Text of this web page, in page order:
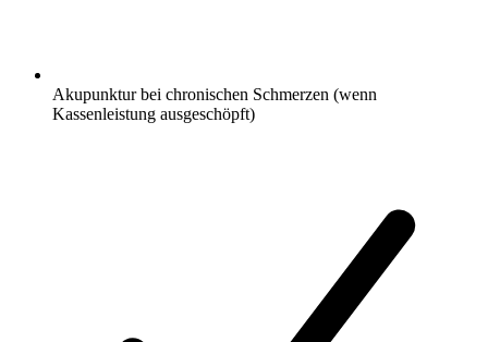
Akupunktur bei chronischen Schmerzen (wenn
Kassenleistung ausgeschöpft)